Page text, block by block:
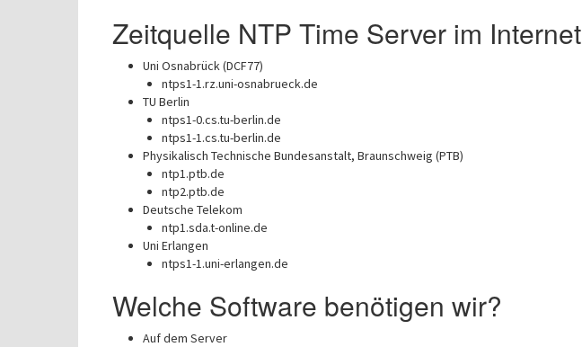
Zeitquelle NTP Time Server im Internet
Uni Osnabrück (DCF77)
ntps1-1.rz.uni-osnabrueck.de
TU Berlin
ntps1-0.cs.tu-berlin.de
ntps1-1.cs.tu-berlin.de
Physikalisch Technische Bundesanstalt, Braunschweig (PTB)
ntp1.ptb.de
ntp2.ptb.de
Deutsche Telekom
ntp1.sda.t-online.de
Uni Erlangen
ntps1-1.uni-erlangen.de
Welche Software benötigen wir?
Auf dem Server